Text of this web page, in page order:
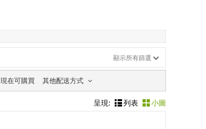
顯示所有篩選
現在可購買 其他配送方式
呈現: 列表 小圖